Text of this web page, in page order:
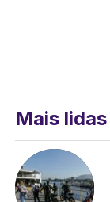
Mais lidas